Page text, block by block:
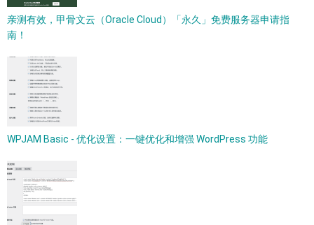
亲测有效，甲骨文云（Oracle Cloud）「永久」免费服务器申请指
南！
WPJAM Basic - 优化设置：一键优化和增强 WordPress 功能